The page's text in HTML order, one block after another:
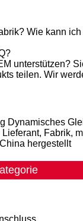
Wie kann
unterstützen?
teilen. Wir
Dynamisches
Fabrik,
hergestellt